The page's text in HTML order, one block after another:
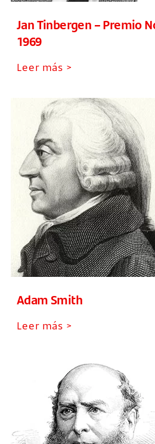
Jan Tinbergen – Premio
1969
Leer más >
Adam Smith
Leer más >